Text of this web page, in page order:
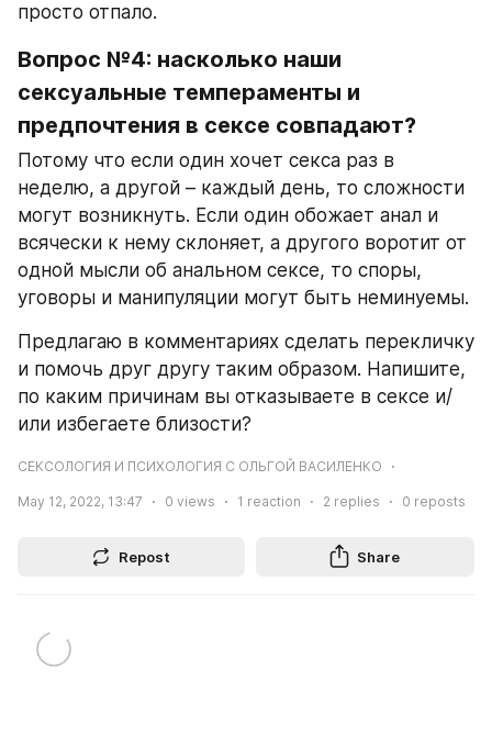
просто отпало.
Вопрос №4: насколько наши
сексуальные темпераменты и
предпочтения в сексе совпадают?
Потому что если один хочет секса раз в
неделю, а другой – каждый день, то сложности
могут возникнуть. Если один обожает анал и
всячески к нему склоняет, а другого воротит от
одной мысли об анальном сексе, то споры,
уговоры и манипуляции могут быть неминуемы.
Предлагаю в комментариях сделать перекличку
и помочь друг другу таким образом. Напишите,
по каким причинам вы отказываете в сексе и/
или избегаете близости?
СЕКСОЛОГИЯ И ПСИХОЛОГИЯ С ОЛЬГОЙ ВАСИЛЕНКО
May 12, 2022, 13:47 0 views 1 reaction 2 replies 0 reposts
Repost Share